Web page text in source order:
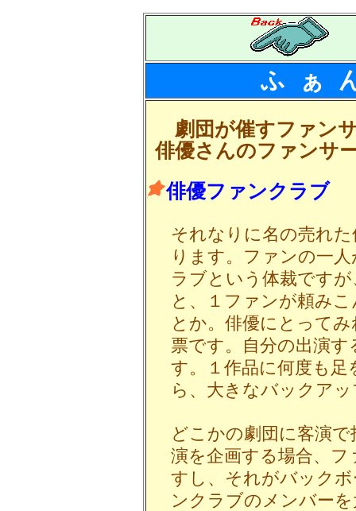
ふ ぁ
劇団が催すファン
俳優さんのファンサ
俳優ファンクラブ
それなりに名の売れ
ります。ファンの一
ラブという体裁です
と、１ファンが頼み
とか。俳優にとって
票です。自分の出演
す。１作品に何度も
ら、大きなバックア
どこかの劇団に客演
演を企画する場合、
すし、それがバック
ンクラブのメンバー